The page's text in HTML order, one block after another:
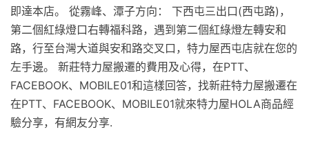
即達本店。 從霧峰、潭子方向： 下西屯三出口(西屯路)，
第二個紅綠燈口右轉福科路，遇到第二個紅綠燈左轉安和
路，行至台灣大道與安和路交叉口，特力屋西屯店就在您的
左手邊。 新莊特力屋搬遷的費用及心得，在PTT、
FACEBOOK、MOBILE01和這樣回答，找新莊特力屋搬遷在
在PTT、FACEBOOK、MOBILE01就來特力屋HOLA商品經
驗分享，有網友分享.